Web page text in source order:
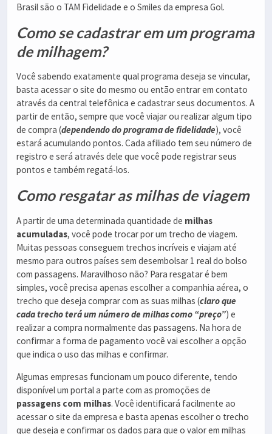
Brasil são o TAM Fidelidade e o Smiles da empresa Gol.
Como se cadastrar em um programa
de milhagem?
Você sabendo exatamente qual programa deseja se vincular,
basta acessar o site do mesmo ou então entrar em contato
através da central telefônica e cadastrar seus documentos. A
partir de então, sempre que você viajar ou realizar algum tipo
de compra (dependendo do programa de fidelidade), você
estará acumulando pontos. Cada afiliado tem seu número de
registro e será através dele que você pode registrar seus
pontos e também regatá-los.
Como resgatar as milhas de viagem
A partir de uma determinada quantidade de milhas
acumuladas, você pode trocar por um trecho de viagem.
Muitas pessoas conseguem trechos incríveis e viajam até
mesmo para outros países sem desembolsar 1 real do bolso
com passagens. Maravilhoso não? Para resgatar é bem
simples, você precisa apenas escolher a companhia aérea, o
trecho que deseja comprar com as suas milhas (claro que
cada trecho terá um número de milhas como “preço”) e
realizar a compra normalmente das passagens. Na hora de
confirmar a forma de pagamento você vai escolher a opção
que indica o uso das milhas e confirmar.
Algumas empresas funcionam um pouco diferente, tendo
disponível um portal a parte com as promoções de
passagens com milhas. Você identificará facilmente ao
acessar o site da empresa e basta apenas escolher o trecho
que deseja e confirmar os dados para que o valor em milhas